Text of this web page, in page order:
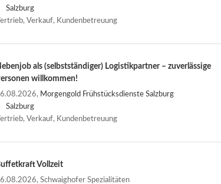
Salzburg
Verkauf, Kundenbetreuung
als (selbstständiger) Logistikpartner – zuverlässige
willkommen!
Morgengold Frühstücksdienste Salzburg
Salzburg
Verkauf, Kundenbetreuung
Vollzeit
Schwaighofer Spezialitäten